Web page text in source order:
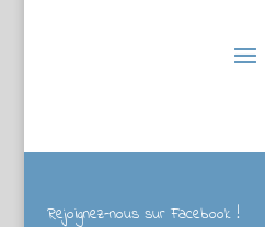
Rejoignez-nous sur Facebook !